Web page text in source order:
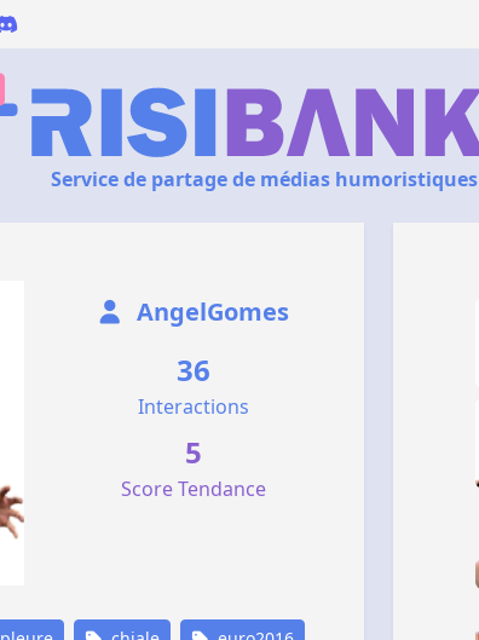
Service de partage de médias humoristiques
AngelGomes
36
Interactions
5
Score Tendance